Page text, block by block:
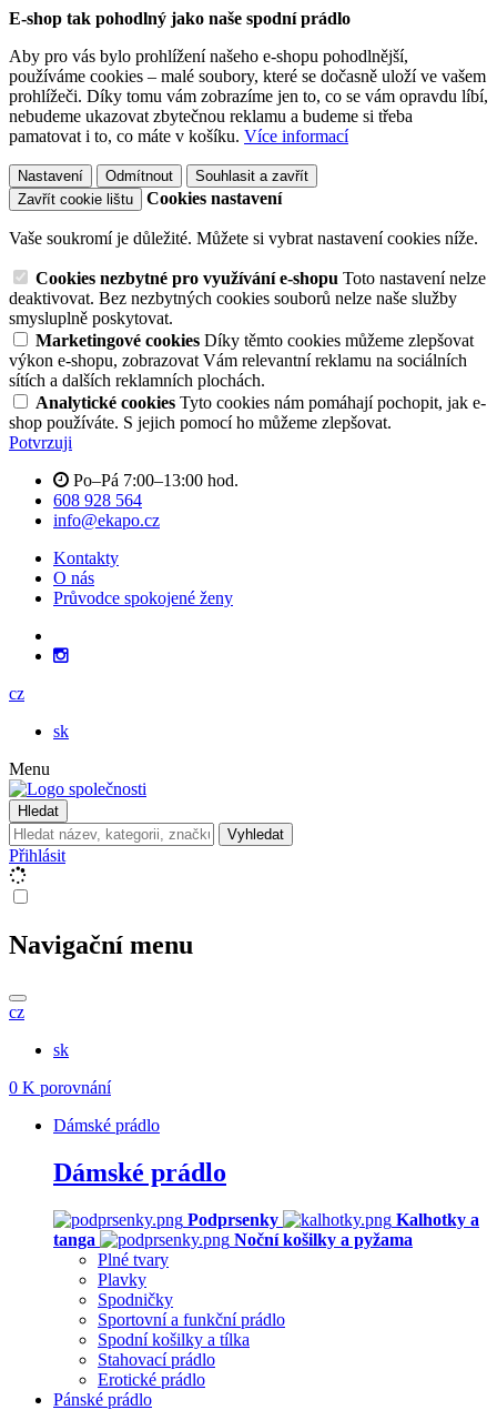
E-shop tak pohodlný jako naše spodní prádlo
Aby pro vás bylo prohlížení našeho e-shopu pohodlnější,
používáme cookies – malé soubory, které se dočasně uloží ve vašem
prohlížeči. Díky tomu vám zobrazíme jen to, co se vám opravdu líbí,
nebudeme ukazovat zbytečnou reklamu a budeme si třeba
pamatovat i to, co máte v košíku. Více informací
Nastavení Odmítnout
Souhlasit a zavřít
Zavřít cookie lištu
Cookies nastavení
Vaše soukromí je důležité. Můžete si vybrat nastavení cookies níže.
Cookies nezbytné pro využívání e-shopu Toto nastavení nelze
deaktivovat. Bez nezbytných cookies souborů nelze naše služby
smysluplně poskytovat.
Marketingové cookies Díky těmto cookies můžeme zlepšovat
výkon e-shopu, zobrazovat Vám relevantní reklamu na sociálních
sítích a dalších reklamních plochách.
Analytické cookies Tyto cookies nám pomáhají pochopit, jak e-
shop používáte. S jejich pomocí ho můžeme zlepšovat.
Potvrzuji
Po–Pá 7:00–13:00 hod.
608 928 564
info@ekapo.cz
Kontakty
O nás
Průvodce spokojené ženy
cz
sk
Menu
Hledat
Vyhledat
Přihlásit
Navigační menu
cz
sk
0 K porovnání
Dámské prádlo
Dámské prádlo
Podprsenky
Kalhotky a
tanga
Noční košilky a pyžama
Plné tvary
Plavky
Spodničky
Sportovní a funkční prádlo
Spodní košilky a tílka
Stahovací prádlo
Erotické prádlo
Pánské prádlo